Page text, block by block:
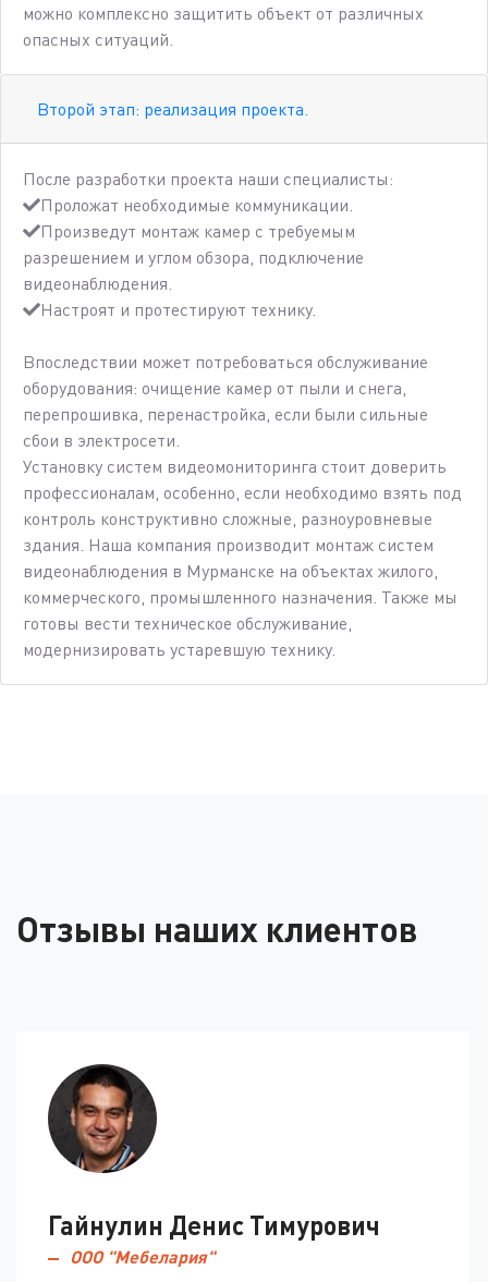
можно комплексно защитить объект от различных
опасных ситуаций.
Второй этап: реализация проекта.
После разработки проекта наши специалисты:
Проложат необходимые коммуникации.
Произведут монтаж камер с требуемым
разрешением и углом обзора, подключение
видеонаблюдения.
Настроят и протестируют технику.
Впоследствии может потребоваться обслуживание
оборудования: очищение камер от пыли и снега,
перепрошивка, перенастройка, если были сильные
сбои в электросети.
Установку систем видеомониторинга стоит доверить
профессионалам, особенно, если необходимо взять под
контроль конструктивно сложные, разноуровневые
здания. Наша компания производит монтаж систем
видеонаблюдения в Мурманске на объектах жилого,
коммерческого, промышленного назначения. Также мы
готовы вести техническое обслуживание,
модернизировать устаревшую технику.
Отзывы наших клиентов
Гайнулин Денис Тимурович
ООО "Мебелария"